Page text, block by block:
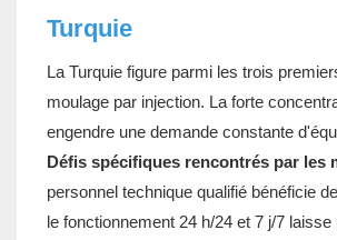
Turquie
La Turquie figure parmi les trois
moulage par injection. La forte
engendre une demande constante
Défis spécifiques rencontrés par les
personnel technique qualifié bénéficie
le fonctionnement 24 h/24 et 7 j/7